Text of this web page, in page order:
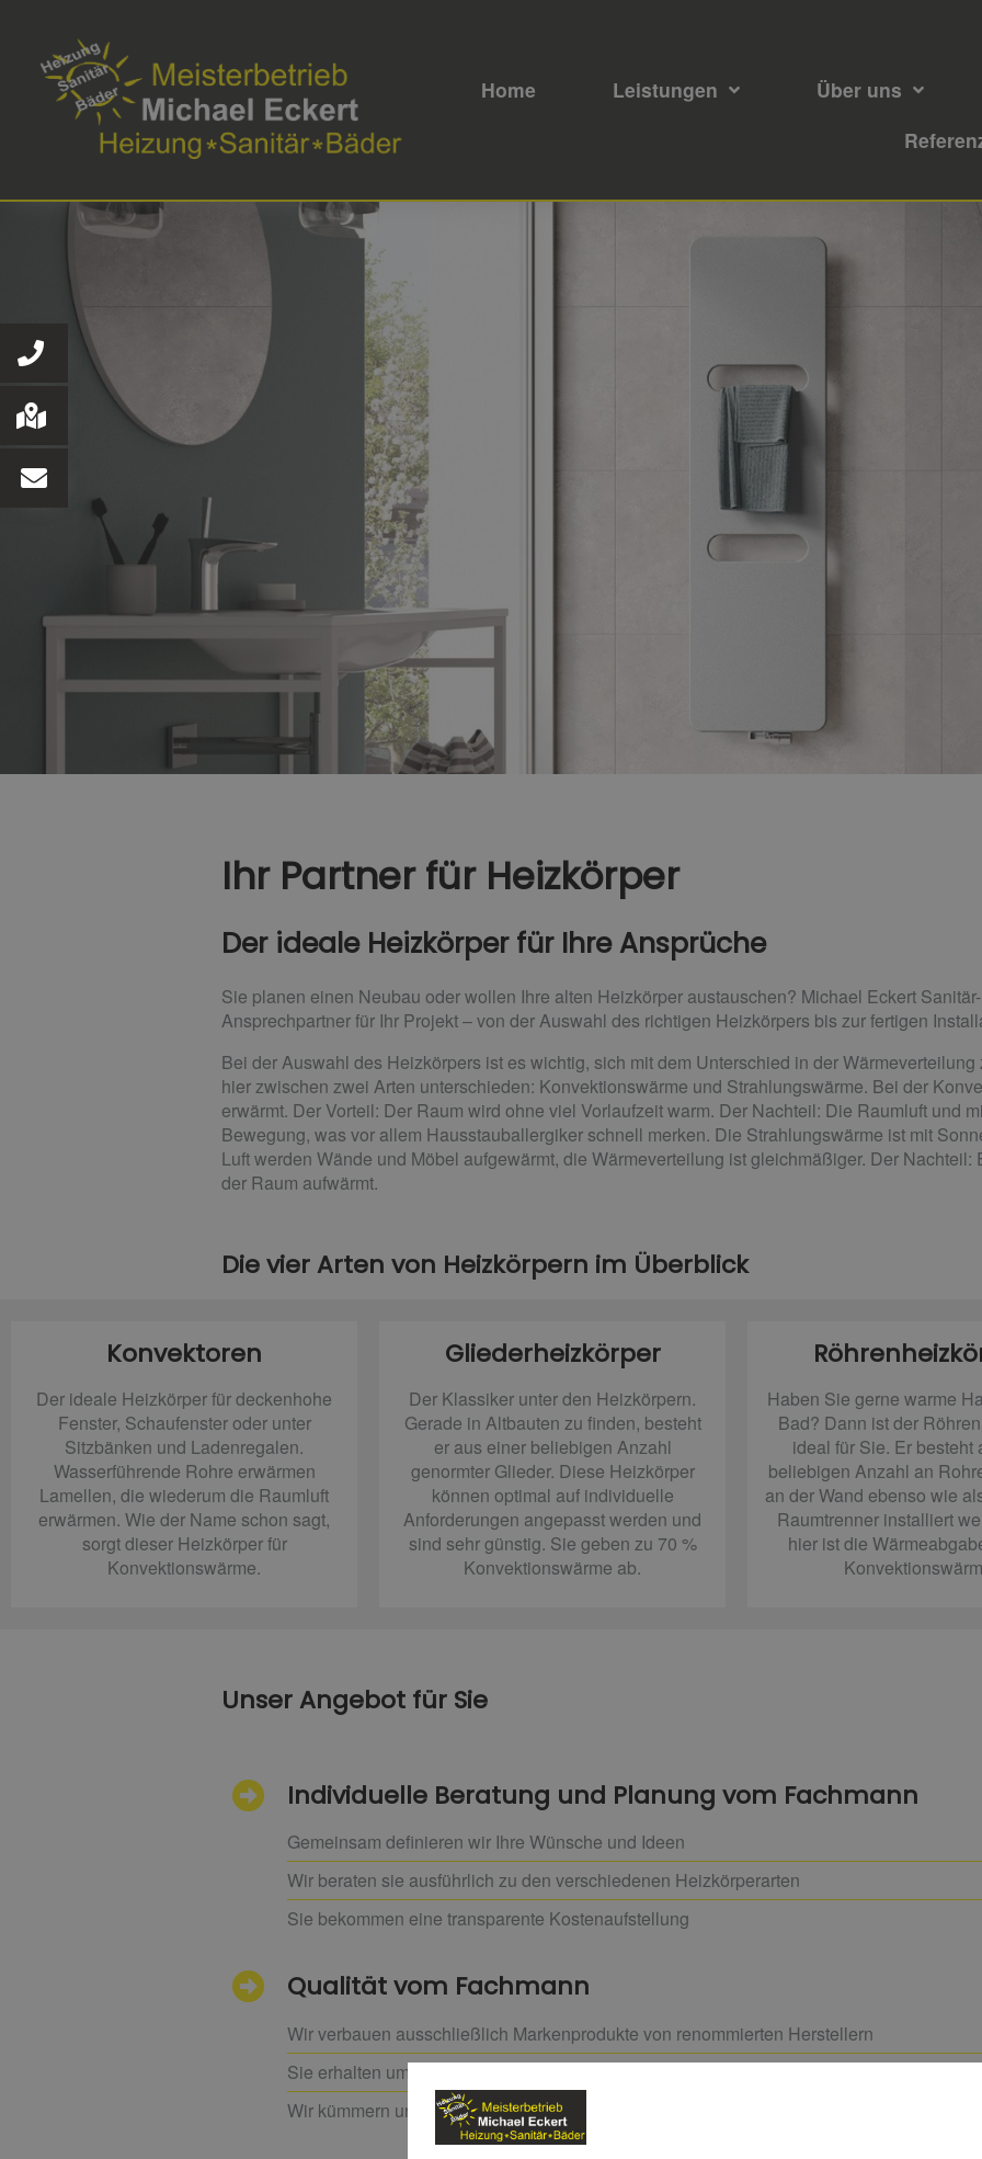
Home Leistungen Über uns
Ihr Partner für Heizkörper
Der ideale Heizkörper für Ihre Ansprüche
Sie planen einen Neubau oder wollen Ihre alten Heizkörper austauschen? Michael Eckert
Ansprechpartner für Ihr Projekt – von der Auswahl des richtigen Heizkörpers bis zur fertigen
Bei der Auswahl des Heizkörpers ist es wichtig, sich mit dem Unterschied in der
hier zwischen zwei Arten unterschieden: Konvektionswärme und Strahlungswärme. Bei der
erwärmt. Der Vorteil: Der Raum wird ohne viel Vorlaufzeit warm. Der Nachteil: Die Raumluft und
Bewegung, was vor allem Hausstauballergiker schnell merken. Die Strahlungswärme ist mit
Luft werden Wände und Möbel aufgewärmt, die Wärmeverteilung ist gleichmäßiger. Der Nachteil:
der Raum aufwärmt.
Die vier Arten von Heizkörpern im Überblick
Konvektoren
Der ideale Heizkörper für deckenhohe
Fenster, Schaufenster oder unter
Sitzbänken und Ladenregalen.
Wasserführende Rohre erwärmen
Lamellen, die wiederum die Raumluft
erwärmen. Wie der Name schon sagt,
sorgt dieser Heizkörper für
Konvektionswärme.
Gliederheizkörper
Der Klassiker unter den Heizkörpern.
Gerade in Altbauten zu finden, besteht
er aus einer beliebigen Anzahl
genormter Glieder. Diese Heizkörper
können optimal auf individuelle
Anforderungen angepasst werden und
sind sehr günstig. Sie geben zu 70 %
Konvektionswärme ab.
Haben Sie gerne warme
Bad? Dann ist der
ideal für Sie. Er besteht
beliebigen Anzahl an
an der Wand ebenso wie
Raumtrenner installiert
hier ist die
Unser Angebot für Sie
Individuelle Beratung und Planung vom Fachmann
Gemeinsam definieren wir Ihre Wünsche und Ideen
Wir beraten sie ausführlich zu den verschiedenen Heizkörperarten
Sie bekommen eine transparente Kostenaufstellung
Qualität vom Fachmann
Wir verbauen ausschließlich Markenprodukte von renommierten Herstellern
Sie erhalten umfassende Service- und Garantieleistungen
Wir kümmern uns um Installation, Wartung und Instandhaltung